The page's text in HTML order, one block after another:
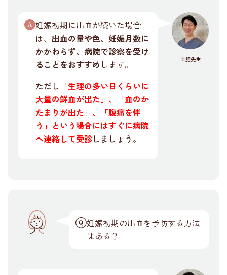
土肥先生
妊娠初期に出血が続いた場合
は、 出血の量や色、妊娠月数に
かかわらず、病院で診察を受け
ることをおすすめ します。
ただし 「生理の多い日くらいに
大量の鮮血が出た」、「血のか
たまりが出た」、「腹痛を伴
う」という場合にはすぐに病院
へ連絡して受診しましょう。
妊娠初期の出血を予防する方法
はある？